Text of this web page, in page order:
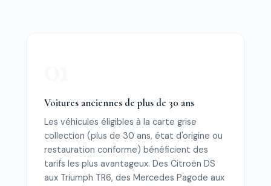
Voitures anciennes de plus de 30 ans
Les véhicules éligibles à la carte grise
collection (plus de 30 ans, état d'origine ou
restauration conforme) bénéficient des
tarifs les plus avantageux. Des Citroën DS
aux Triumph TR6, des Mercedes Pagode aux